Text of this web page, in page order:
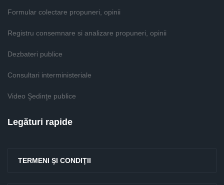
Formular colectare propuneri, opinii
Registru consemnare si analizare propuneri, opinii
Dezbateri publice
Consultari interministeriale
Video Şedinţe publice
Legături rapide
TERMENI ŞI CONDIŢII